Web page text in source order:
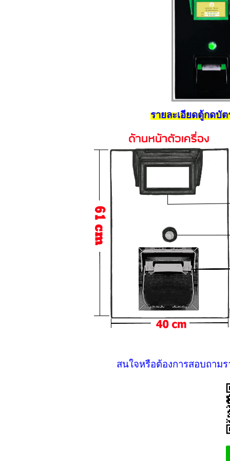
รายละเอียดตู้กดบั
สนใจหรือต้องการสอบถาม